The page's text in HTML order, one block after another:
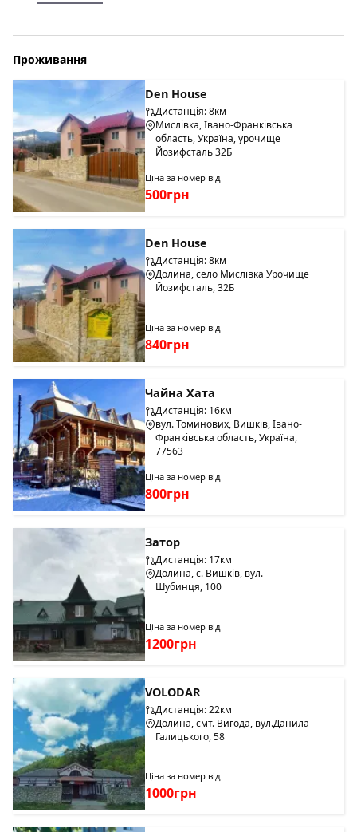
Проживання
Den House
Дистанція: 8км
Мислівка, Івано-Франківська
область, Україна, урочище
Йозифсталь 32Б
Ціна за номер від
500грн
Den House
Дистанція: 8км
Долина, село Мислівка Урочище
Йозифсталь, 32Б
Ціна за номер від
840грн
Чайна Хата
Дистанція: 16км
вул. Томинових, Вишків, Івано-
Франківська область, Україна,
77563
Ціна за номер від
800грн
Затор
Дистанція: 17км
Долина, с. Вишків, вул.
Шубинця, 100
Ціна за номер від
1200грн
VOLODAR
Дистанція: 22км
Долина, смт. Вигода, вул.Данила
Галицького, 58
Ціна за номер від
1000грн